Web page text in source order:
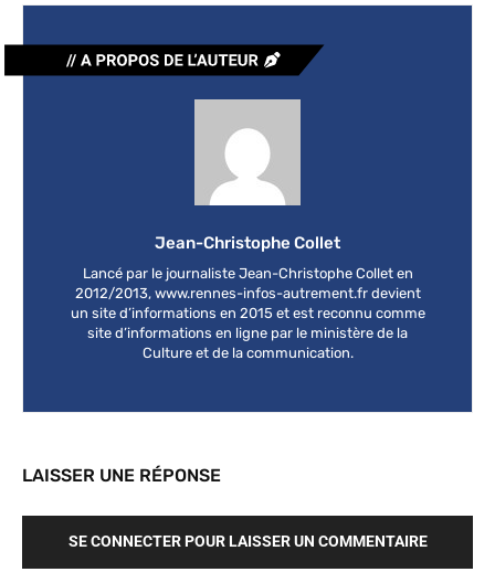
Jean-Christophe Collet
Lancé par le journaliste Jean-Christophe Collet en
2012/2013, www.rennes-infos-autrement.fr devient
un site d’informations en 2015 et est reconnu comme
site d’informations en ligne par le ministère de la
Culture et de la communication.
LAISSER UNE RÉPONSE
SE CONNECTER POUR LAISSER UN COMMENTAIRE